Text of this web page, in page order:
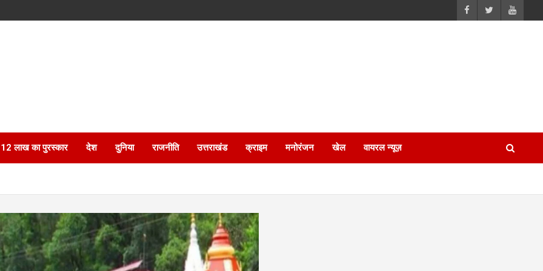
12 लाख का पुरस्कार देश दुनिया राजनीति उत्तराखंड क्राइम मनोरंजन खेल वायरल न्यूज़